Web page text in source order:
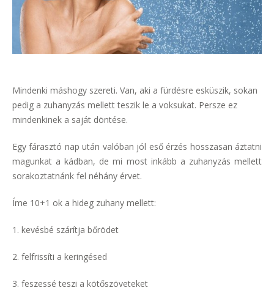
Mindenki máshogy szereti. Van, aki a fürdésre esküszik, sokan
pedig a zuhanyzás mellett teszik le a voksukat. Persze ez
mindenkinek a saját döntése.
Egy fárasztó nap után valóban jól eső érzés hosszasan áztatni
magunkat a kádban, de mi most inkább a zuhanyzás mellett
sorakoztatnánk fel néhány érvet.
Íme 10+1 ok a hideg zuhany mellett:
1. kevésbé szárítja bőrödet
2. felfrissíti a keringésed
3. feszessé teszi a kötőszöveteket